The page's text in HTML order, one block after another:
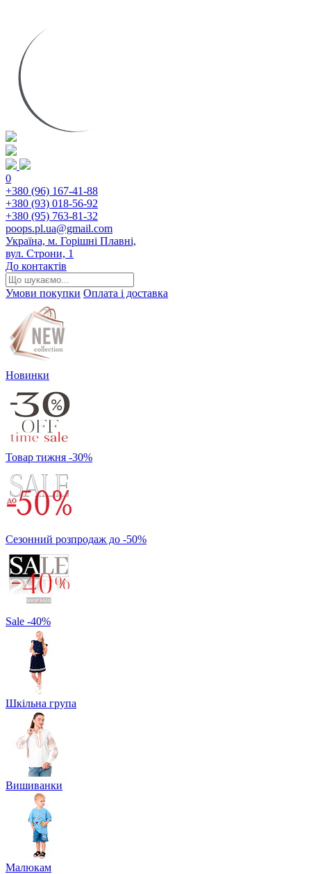
0
+380 (96) 167-41-88
+380 (93) 018-56-92
+380 (95) 763-81-32
poops.pl.ua@gmail.com
Україна, м. Горішні Плавні,
вул. Строни, 1
До контактів
Умови покупки Оплата і доставка
Новинки
Товар тижня -30%
Сезонний розпродаж до -50%
Sale -40%
Шкільна група
Вишиванки
Малюкам